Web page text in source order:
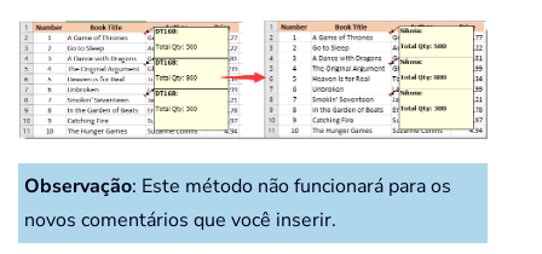
Observação: Este método não funcionará para os
novos comentários que você inserir.